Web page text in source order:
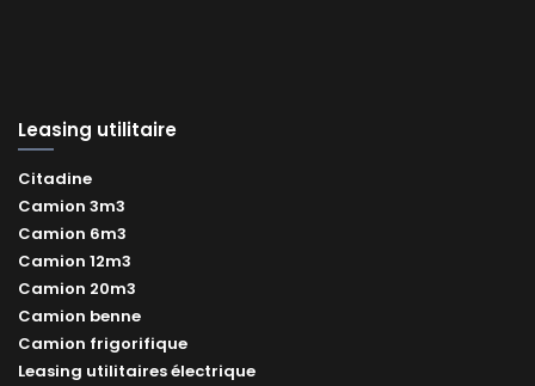
Leasing utilitaire
Citadine
Camion 3m3
Camion 6m3
Camion 12m3
Camion 20m3
Camion benne
Camion frigorifique
Leasing utilitaires électrique